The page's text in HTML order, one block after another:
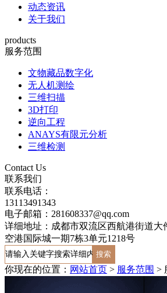
动态资讯
关于我们
products
服务范围
文物藏品数字化
无人机测绘
三维扫描
3D打印
逆向工程
ANAYS有限元分析
三维检测
Contact Us
联系我们
联系电话：
13113491343
电子邮箱：281608337@qq.com
详细地址：成都市双流区西航港街道大
空港国际城一期7栋3单元1218号
你现在的位置： 网站首页 > 服务范围 >